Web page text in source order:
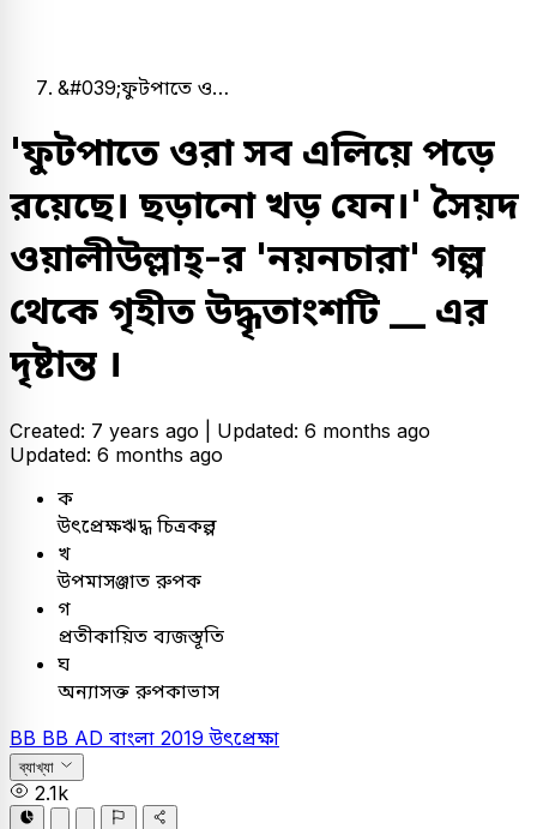
&#039;ফুটপাতে ও…
'ফুটপাতে ওরা সব এলিয়ে পড়ে
রয়েছে। ছড়ানো খড় যেন।' সৈয়দ
ওয়ালীউল্লাহ্-র 'নয়নচারা' গল্প
থেকে গৃহীত উদ্ধৃতাংশটি __ এর
দৃষ্টান্ত ।
Created: 7 years ago | Updated: 6 months ago
Updated: 6 months ago
ক
উৎপ্রেক্ষঋদ্ধ চিত্রকল্প
খ
উপমাসঞ্জাত রুপক
গ
প্রতীকায়িত ব্যজস্তূতি
ঘ
অন্যাসক্ত রুপকাভাস
BB BB AD বাংলা 2019উৎপ্রেক্ষা
ব্যাখ্যা
2.1k